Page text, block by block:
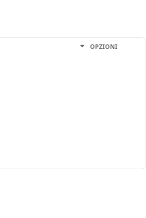
OPZIONI